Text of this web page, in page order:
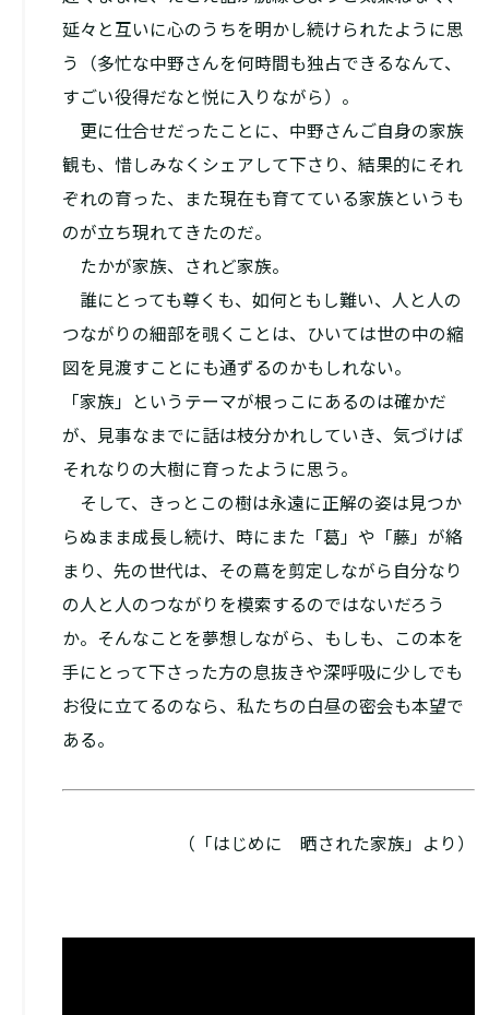
延々と互いに心のうちを明かし続けられたように思
う（多忙な中野さんを何時間も独占できるなんて、
すごい役得だなと悦に入りながら）。
更に仕合せだったことに、中野さんご自身の家族
観も、惜しみなくシェアして下さり、結果的にそれ
ぞれの育った、また現在も育てている家族というも
のが立ち現れてきたのだ。
たかが家族、されど家族。
誰にとっても尊くも、如何ともし難い、人と人の
つながりの細部を覗くことは、ひいては世の中の縮
図を見渡すことにも通ずるのかもしれない。
「家族」というテーマが根っこにあるのは確かだ
が、見事なまでに話は枝分かれしていき、気づけば
それなりの大樹に育ったように思う。
そして、きっとこの樹は永遠に正解の姿は見つか
らぬまま成長し続け、時にまた「葛」や「藤」が絡
まり、先の世代は、その蔦を剪定しながら自分なり
の人と人のつながりを模索するのではないだろう
か。そんなことを夢想しながら、もしも、この本を
手にとって下さった方の息抜きや深呼吸に少しでも
お役に立てるのなら、私たちの白昼の密会も本望で
ある。
（「はじめに 晒された家族」より）